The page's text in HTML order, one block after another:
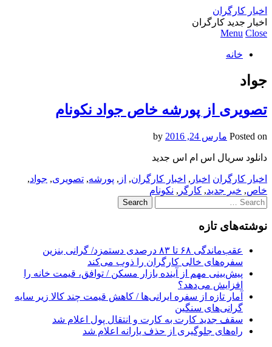
اخبار کارگران
اخبار جدید کارگران
Menu Close
خانه
جواد
تصویری از پورشه خاص جواد نکونام
Posted on مارس 24, 2016
دانلود سریال اس ام اس جدید
اخبار کارگران اخبار , اخبار کارگران, از , پورشه, تصویری, جواد,
خاص, خبر جدید, کارگر , نکونام
Search
for:
نوشته‌های تازه
عقب‌ماندگی ۶۸ تا ۸۳ درصدی دستمزد/ گرانی بنزین
سفره‌های خالی کارگران را ذوب می‌کند
پیش‌بینی مهم از آینده بازار مسکن / توافق، قیمت خانه را
افزایش می‌دهد؟
آمار تازه از سفره ایرانی‌ها / کاهش قیمت چند کالا زیر سایه
گرانی‌های سنگین
سقف جدید کارت به کارت و انتقال پول اعلام شد
راه‌های جلوگیری از حذف یارانه اعلام شد